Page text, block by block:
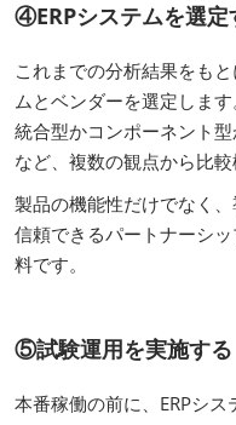
④ERPシステムを選定
これまでの分析結果をも
ムとベンダーを選定しま
統合型かコンポーネント
など、複数の観点から比較
製品の機能性だけでなく
信頼できるパートナーシ
料です。
⑤試験運用を実施する
本番稼働の前に、ERPシ